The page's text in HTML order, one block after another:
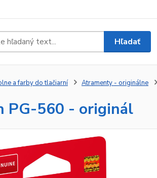
Hľadať
a farby do tlačiarní Atramenty - originálne
PG-560 - originál